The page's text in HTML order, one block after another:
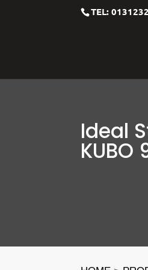
TEL:
Ideal
KUBO